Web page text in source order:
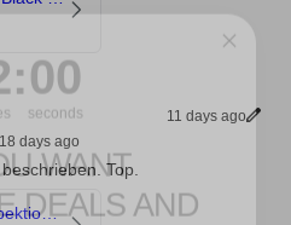
11 days ago
days ago
Top.
Servicepaket / Inspektionspaket 1 mit Motul 300V 5W40 - 5W50 für alle 2.5 TFSI Modelle
Countdown ends in:
58
seconds
WANT
DEALS AND